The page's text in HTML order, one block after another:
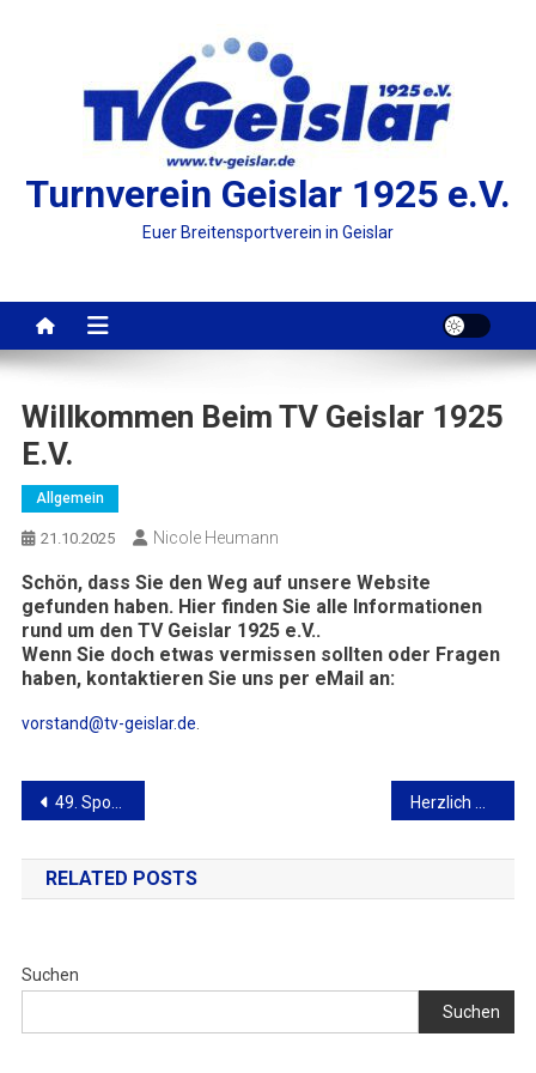
Turnverein Geislar 1925 e.V.
Euer Breitensportverein in Geislar
Willkommen Beim TV Geislar 1925
E.V.
Allgemein
21.10.2025 Nicole Heumann
Schön, dass Sie den Weg auf unsere Website
gefunden haben. Hier finden Sie alle Informationen
rund um den TV Geislar 1925 e.V..
Wenn Sie doch etwas vermissen sollten oder Fragen
haben, kontaktieren Sie uns per eMail an:
vorstand@tv-geislar.de
49. Sportwoche TV Geislar
RELATED POSTS
Suchen
Suchen